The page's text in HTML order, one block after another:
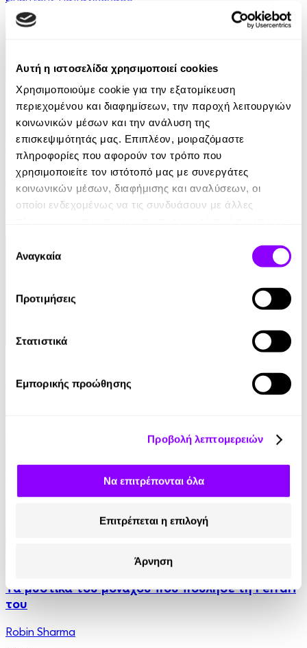
Αυτή η ιστοσελίδα χρησιμοποιεί cookies
Χρησιμοποιούμε cookie για την εξατομίκευση
περιεχομένου και διαφημίσεων, την παροχή λειτουργιών
κοινωνικών μέσων και την ανάλυση της
επισκεψιμότητάς μας. Επιπλέον, μοιραζόμαστε
πληροφορίες που αφορούν τον τρόπο που
χρησιμοποιείτε τον ιστότοπό μας με συνεργάτες
κοινωνικών μέσων, διαφήμισης και αναλύσεων, οι
οποίοι ενδεχομένως να τις συνδυάσουν με άλλες
των υπηρεσιών τους.
συγκατάθεσης
Αναγκαία
Προτιμήσεις
Στατιστικά
Εμπορικής προώθησης
Προβολή λεπτομερειών
Να επιτρέπονται όλα
Επιτρέπεται η επιλογή
Άρνηση
14.99€
Audiobook • 1 Credit
Για μια Υπέροχη Ζωή
Robin Sharma
21 Ευκαιρίες να ξεπεράσεις τον εαυτό σου
Τα μυστικά του μοναχού που πούλησε τη Ferrari
του
Robin Sharma